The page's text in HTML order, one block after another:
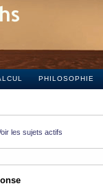
PHILOSOPHIE
les sujets actifs